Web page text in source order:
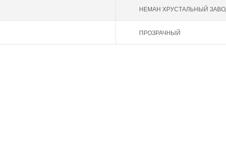
НЕМАН ХРУСТАЛЬНЫЙ
ПРОЗРАЧНЫЙ